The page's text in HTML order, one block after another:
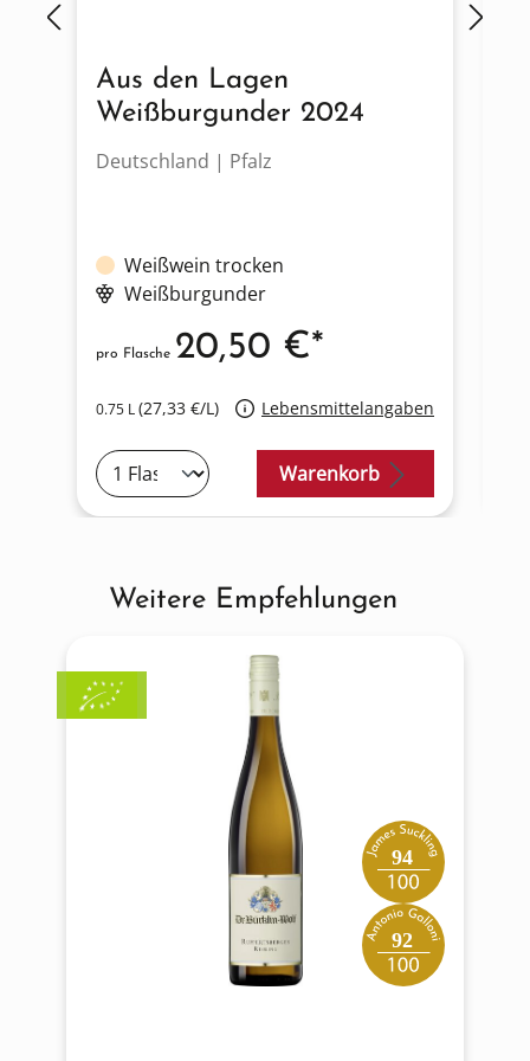
Aus den Lagen
Weißburgunder 2024
Deutschland | Pfalz
Weißwein trocken
Weißburgunder
0.75 L(27,33 €/L) Lebensmittelangaben
pro Flasche 20,50 €*
Warenkorb
Produktgalerie überspringen
Weitere Empfehlungen
94
92